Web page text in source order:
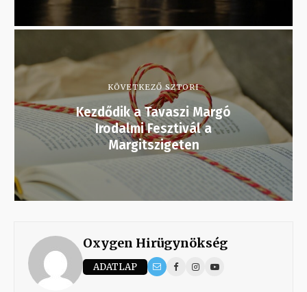
KÖVETKEZŐ SZTORI
Kezdődik a Tavaszi Margó
Irodalmi Fesztivál a
Margitszigeten
Oxygen Hirügynökség
ADATLAP